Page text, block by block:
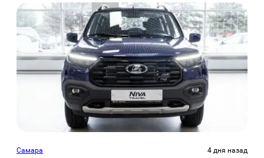
Самара 4 дня назад